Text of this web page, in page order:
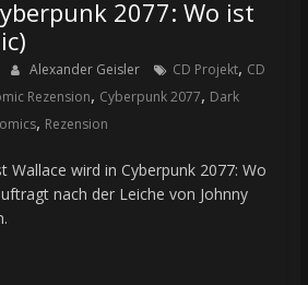
2077: Wo ist
Alexander Geisler CD Projekt, CD
Rezension, Cyberpunk 2077, Dark
, Rezension
Wallace wird in Cyberpunk 2077: Wo
nach der Leiche von Johnny